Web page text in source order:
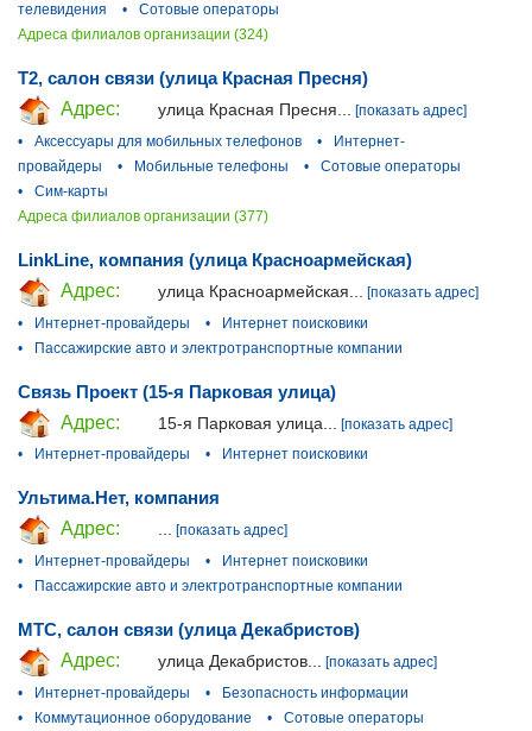
телевидения
•
Сотовые операторы
Адреса филиалов организации (324)
T2, салон связи (улица Красная Пресня)
Адрес:
улица Красная Пресня...
[показать адрес]
•
Аксессуары для мобильных телефонов •
Интернет-
провайдеры
• Мобильные телефоны •
Сотовые операторы
•
Сим-карты
Адреса филиалов организации (377)
LinkLine, компания (улица Красноармейская)
Адрес:
улица Красноармейская...
[показать адрес]
•
Интернет-провайдеры •
Интернет поисковики
•
Пассажирские авто и электротранспортные компании
Связь Проект (15-я Парковая улица)
Адрес:
15-я Парковая улица...
[показать адрес]
•
Интернет-провайдеры • Интернет поисковики
Ультима.Нет, компания
Адрес:
... [показать адрес]
•
Интернет-провайдеры •
Интернет поисковики
•
Пассажирские авто и электротранспортные компании
МТС, салон связи (улица Декабристов)
Адрес:
улица Декабристов... [показать адрес]
•
Интернет-провайдеры •
Безопасность информации
•
Коммутационное оборудование • Сотовые операторы